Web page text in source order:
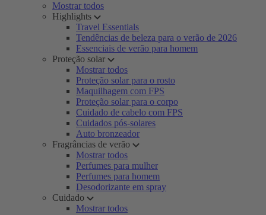
Mostrar todos
Highlights
Travel Essentials
Tendências de beleza para o verão de 2026
Essenciais de verão para homem
Proteção solar
Mostrar todos
Proteção solar para o rosto
Maquilhagem com FPS
Proteção solar para o corpo
Cuidado de cabelo com FPS
Cuidados pós-solares
Auto bronzeador
Fragrâncias de verão
Mostrar todos
Perfumes para mulher
Perfumes para homem
Desodorizante em spray
Cuidado
Mostrar todos